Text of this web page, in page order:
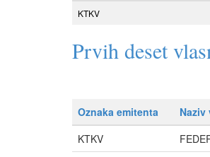
KTKV
Prvih deset
Oznaka emitenta Naziv
KTKV